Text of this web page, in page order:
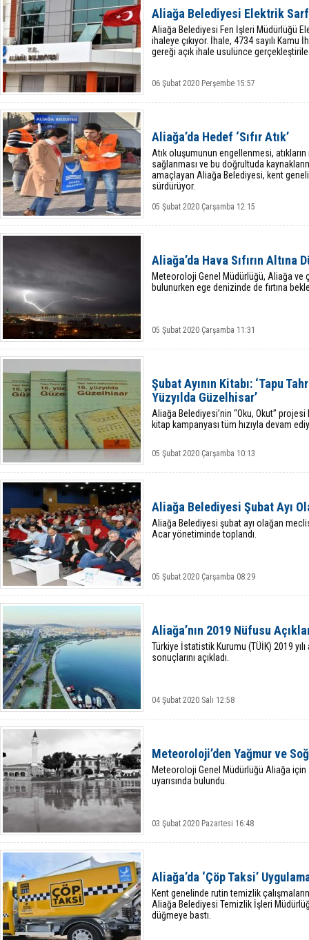
Aliağa Belediyesi Elektrik
Aliağa Belediyesi Fen İşleri Müdürlüğü
ihaleye çıkıyor. İhale, 4734 sayılı Kamu
gereği açık ihale usulünce
06 Şubat 2020 Perşembe 15:57
Aliağa’da Hedef ‘Sıfır Atık’
Atık oluşumunun engellenmesi,
sağlanması ve bu doğrultuda
amaçlayan Aliağa Belediyesi, kent
sürdürüyor.
05 Şubat 2020 Çarşamba 12:15
Aliağa’da Hava Sıfırın Altına
Meteoroloji Genel Müdürlüğü, Aliağa ve
bulunurken ege denizinde de fırtına
05 Şubat 2020 Çarşamba 11:31
Şubat Ayının Kitabı: ‘Tapu
Yüzyılda Güzelhisar’
Aliağa Belediyesi’nin “Oku, Okut”
kitap kampanyası tüm hızıyla devam
05 Şubat 2020 Çarşamba 10:13
Aliağa Belediyesi Şubat Ayı
Aliağa Belediyesi şubat ayı olağan
Acar yönetiminde toplandı.
05 Şubat 2020 Çarşamba 08:29
Aliağa’nın 2019 Nüfusu
Türkiye İstatistik Kurumu (TÜİK) 2019
sonuçlarını açıkladı.
04 Şubat 2020 Salı 12:58
Meteoroloji’den Yağmur ve
Meteoroloji Genel Müdürlüğü Aliağa için
uyarısında bulundu.
03 Şubat 2020 Pazartesi 16:48
Aliağa’da ‘Çöp Taksi’
Kent genelinde rutin temizlik
Aliağa Belediyesi Temizlik İşleri
düğmeye bastı.